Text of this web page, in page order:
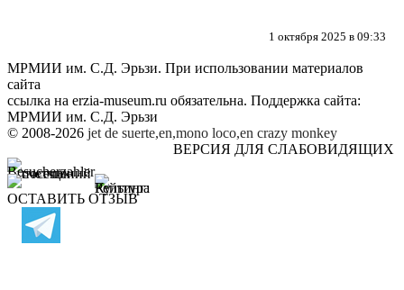
1 октября 2025 в 09:33
МРМИИ им. С.Д. Эрьзи. При использовании материалов
сайта
ссылка на erzia-museum.ru обязательна. Поддержка сайта:
МРМИИ им. С.Д. Эрьзи
© 2008-2026 jet de suerte,en,mono loco,en crazy monkey
ВЕРСИЯ ДЛЯ СЛАБОВИДЯЩИХ
ОСТАВИТЬ ОТЗЫВ